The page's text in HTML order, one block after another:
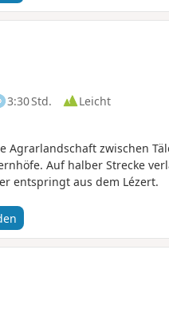
3:30 Std.
Leicht
Agrarlandschaft zwischen
Auf halber Strecke
entspringt aus dem Lézert.